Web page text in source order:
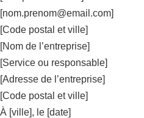
[nom.prenom@email.com]
[Code postal et ville]
[Nom de l’entreprise]
[Service ou responsable]
[Adresse de l’entreprise]
[Code postal et ville]
À [ville], le [date]